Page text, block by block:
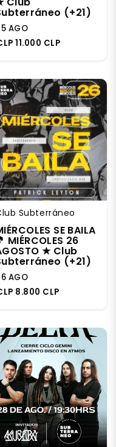
(+21)
AGO
11.000 CLP
Subterráneo
SE BAILA
MIÉRCOLES 26
★ Club
(+21)
AGO
8.800 CLP